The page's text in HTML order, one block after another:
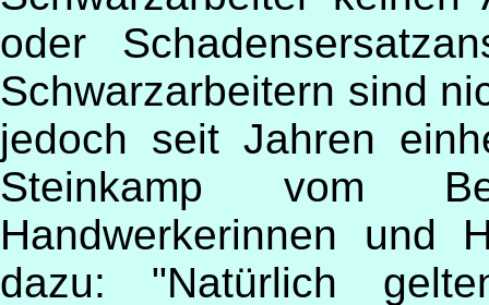
oder
Schwarzarbeitern sind
jedoch seit Jahren
Steinkamp vom
Handwerkerinnen und
dazu: "Natürlich